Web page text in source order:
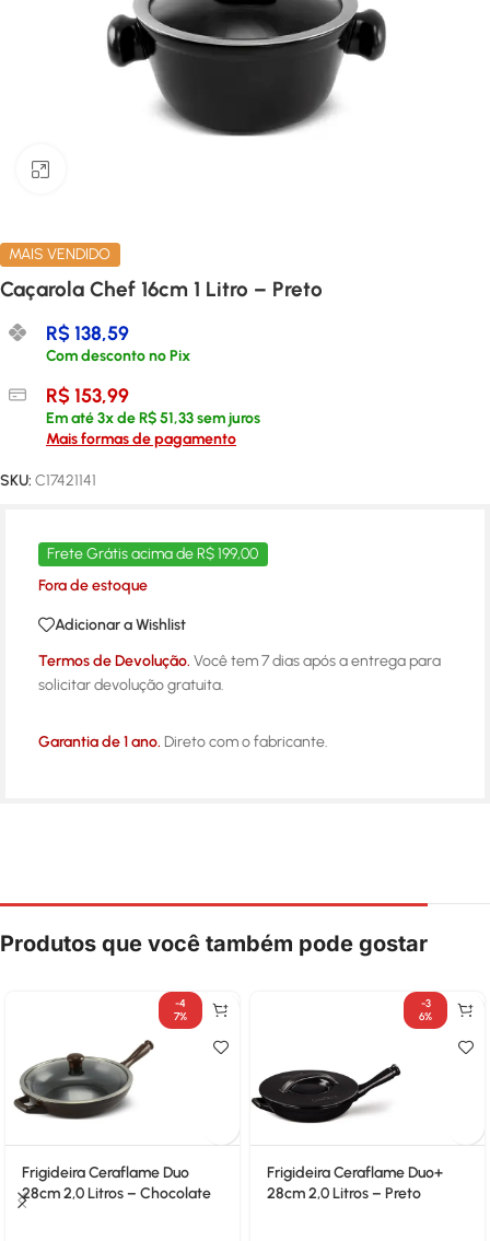
MAIS VENDIDO
Caçarola Chef 16cm 1 Litro – Preto
R$138,59
Com desconto no Pix
R$153,99
Em até3x deR$51,33sem juros
Mais formas de pagamento
SKU: C17421141
Frete Grátis acima de R$ 199,00
Fora de estoque
Adicionar a Wishlist
Termos de Devolução. Você tem 7 dias após a entrega para
solicitar devolução gratuita.
Garantia de 1 ano. Direto com o fabricante.
Produtos que você também pode gostar
-4
7%
Frigideira Ceraflame Duo
28cm 2,0 Litros – Chocolate
-3
6%
Frigideira Ceraflame Duo+
28cm 2,0 Litros – Preto